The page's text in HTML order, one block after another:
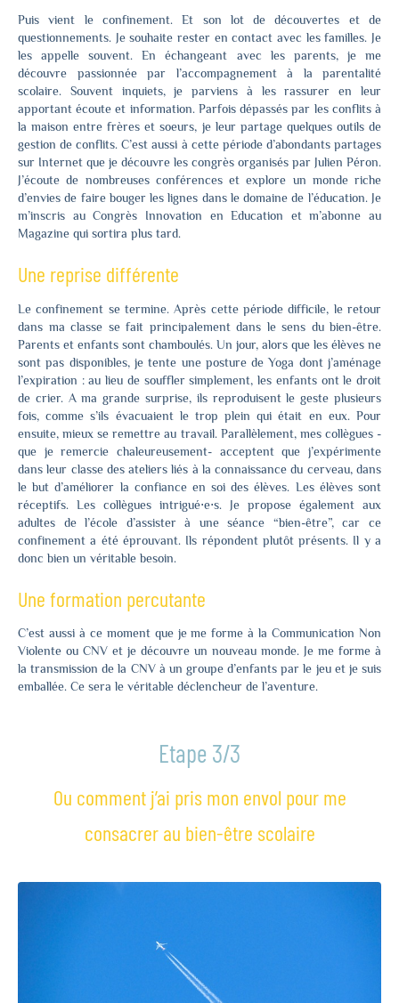
Puis vient le confinement. Et son lot de découvertes et de
questionnements. Je souhaite rester en contact avec les familles. Je
les appelle souvent. En échangeant avec les parents, je me
découvre passionnée par l’accompagnement à la parentalité
scolaire. Souvent inquiets, je parviens à les rassurer en leur
apportant écoute et information. Parfois dépassés par les conflits à
la maison entre frères et soeurs, je leur partage quelques outils de
gestion de conflits. C’est aussi à cette période d’abondants partages
sur Internet que je découvre les congrès organisés par Julien Péron.
J’écoute de nombreuses conférences et explore un monde riche
d’envies de faire bouger les lignes dans le domaine de l’éducation. Je
m’inscris au Congrès Innovation en Education et m’abonne au
Magazine qui sortira plus tard.
Une reprise différente
Le confinement se termine. Après cette période difficile, le retour
dans ma classe se fait principalement dans le sens du bien-être.
Parents et enfants sont chamboulés. Un jour, alors que les élèves ne
sont pas disponibles, je tente une posture de Yoga dont j’aménage
l’expiration : au lieu de souffler simplement, les enfants ont le droit
de crier. A ma grande surprise, ils reproduisent le geste plusieurs
fois, comme s’ils évacuaient le trop plein qui était en eux. Pour
ensuite, mieux se remettre au travail. Parallèlement, mes collègues -
que je remercie chaleureusement- acceptent que j’expérimente
dans leur classe des ateliers liés à la connaissance du cerveau, dans
le but d’améliorer la confiance en soi des élèves. Les élèves sont
réceptifs. Les collègues intrigué⋅e⋅s. Je propose également aux
adultes de l’école d’assister à une séance “bien-être”, car ce
confinement a été éprouvant. Ils répondent plutôt présents. Il y a
donc bien un véritable besoin.
Une formation percutante
C’est aussi à ce moment que je me forme à la Communication Non
Violente ou CNV et je découvre un nouveau monde. Je me forme à
la transmission de la CNV à un groupe d’enfants par le jeu et je suis
emballée. Ce sera le véritable déclencheur de l’aventure.
Etape 3/3
Ou comment j’ai pris mon envol pour me
consacrer au bien-être scolaire